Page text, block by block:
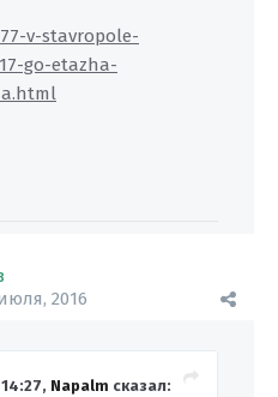
v-stavropole-
go-etazha-
2016
Napalm сказал: